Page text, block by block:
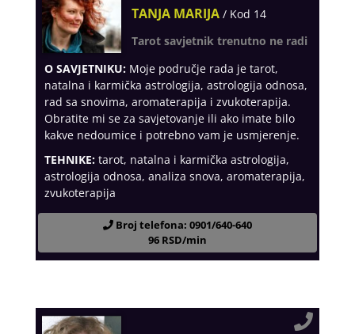
TANJA MARIJA / Kod 14
Tarot savjetnik trenutno ne radi
O SAVJETNIKU:Moje područje rada je tarot,
natalna i karmička astrologija, astrologija odnosa,
rad sa snovima, aromaterapija i zvukoterapija.
Obratite mi se za savjetovanje ili ako imate bilo
kakve nedoumice i potrebno vam je usmjerenje.
TEHNIKE:tarot, natalna i karmička astrologija,
astrologija odnosa, analiza snova, aromaterapija,
zvukoterapija
Broj telefona: 0901/640-640
96 RSD/min